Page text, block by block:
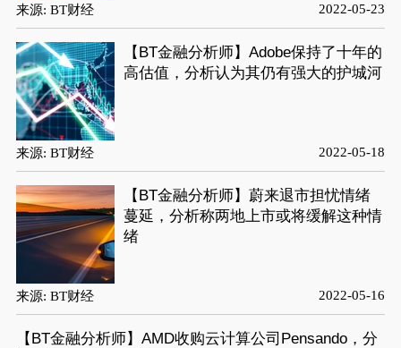
来源: BT财经 2022-05-23
【BT金融分析师】Adobe保持了十年的
高估值，分析认为其仍有强大的护城河
来源: BT财经 2022-05-18
【BT金融分析师】蔚来退市担忧情绪
蔓延，分析称两地上市或将缓解这种情
绪
来源: BT财经 2022-05-16
【BT金融分析师】AMD收购云计算公司Pensando，分